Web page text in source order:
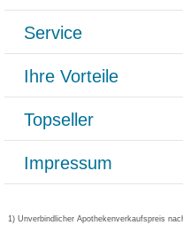
Glossar
Häufig gestellte Fragen
Datenschutz
AGB
Cookie-Einstellungen
Service
Rücksendemöglichkeit
Paketlieferstatus
Versandkosten
Bestellschein ausfüllen
Ihre Vorteile
Rezeptlieferung
Bonusprogramm
Gutschein und Rabatte
Kundenbewertung
Topseller
Grippostad
Bepanthen
Impressum
1) Unverbindlicher Apothekenverkaufspreis